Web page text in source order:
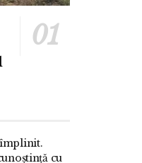
împlinit.
cu